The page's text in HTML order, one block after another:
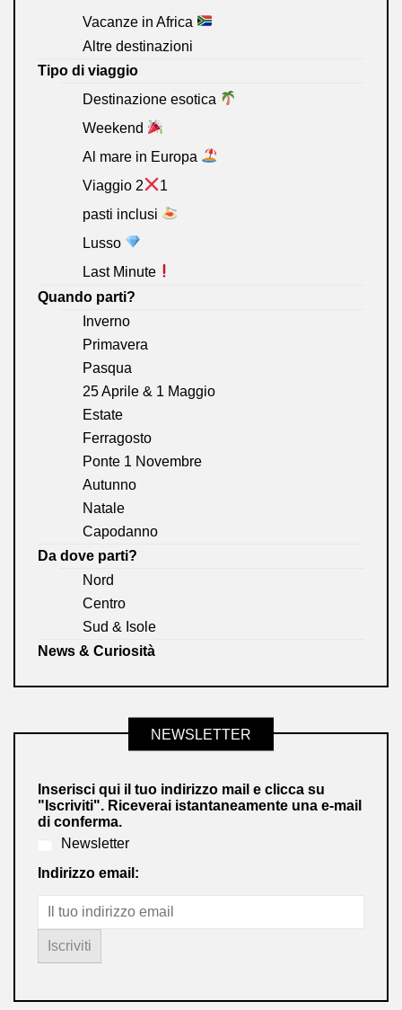
Vacanze in Africa
Altre destinazioni
Tipo di viaggio
Destinazione esotica
Weekend
Al mare in Europa
Viaggio 2
1
pasti inclusi
Lusso
Last Minute
Quando parti?
Inverno
Primavera
Pasqua
25 Aprile & 1 Maggio
Estate
Ferragosto
Ponte 1 Novembre
Autunno
Natale
Capodanno
Da dove parti?
Nord
Centro
Sud & Isole
News & Curiosità
NEWSLETTER
Inserisci qui il tuo indirizzo mail e clicca su
"Iscriviti". Riceverai istantaneamente una e-mail
di conferma.
Newsletter
Indirizzo email: